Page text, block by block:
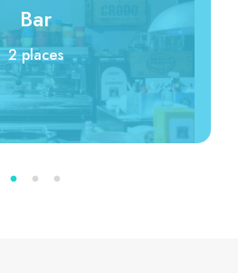
Bar
2 places